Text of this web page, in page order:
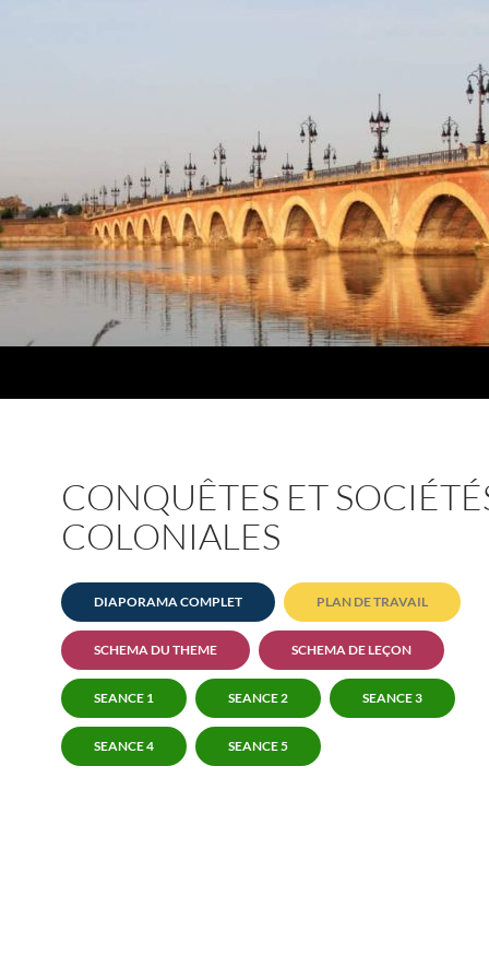
CONQUÊTES ET
COLONIALES
DIAPORAMA COMPLET PLAN DE TRAVAIL
SCHEMA DU THEME SCHEMA DE LEÇON
SEANCE 1 SEANCE 2 SEANCE 3
SEANCE 4 SEANCE 5